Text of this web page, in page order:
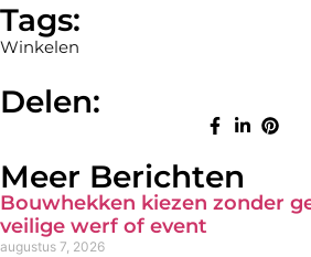
Tags:
Winkelen
Delen:
Meer Berichten
Bouwhekken kiezen zonder
veilige werf of event
augustus 7, 2026